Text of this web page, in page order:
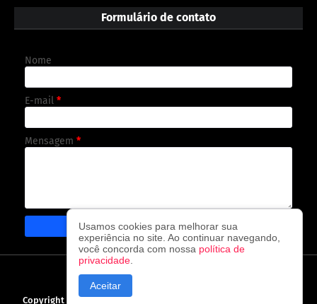
Formulário de contato
Nome
E-mail *
Mensagem *
CAPA CONTATO
Copyright © 2026O observador - A cada visita uma nova notícia!
Usamos cookies para melhorar sua
experiência no site. Ao continuar navegando,
você concorda com nossa política de
privacidade
Aceitar